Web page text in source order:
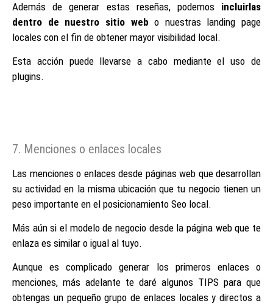
Además de generar estas reseñas, podemos incluirlas
dentro de nuestro sitio web o nuestras landing page
locales con el fin de obtener mayor visibilidad local.
Esta acción puede llevarse a cabo mediante el uso de
plugins.
7. Menciones o enlaces locales
Las menciones o enlaces desde páginas web que desarrollan
su actividad en la misma ubicación que tu negocio tienen un
peso importante en el posicionamiento Seo local.
Más aún si el modelo de negocio desde la página web que te
enlaza es similar o igual al tuyo.
Aunque es complicado generar los primeros enlaces o
menciones, más adelante te daré algunos TIPS para que
obtengas un pequeño grupo de enlaces locales y directos a